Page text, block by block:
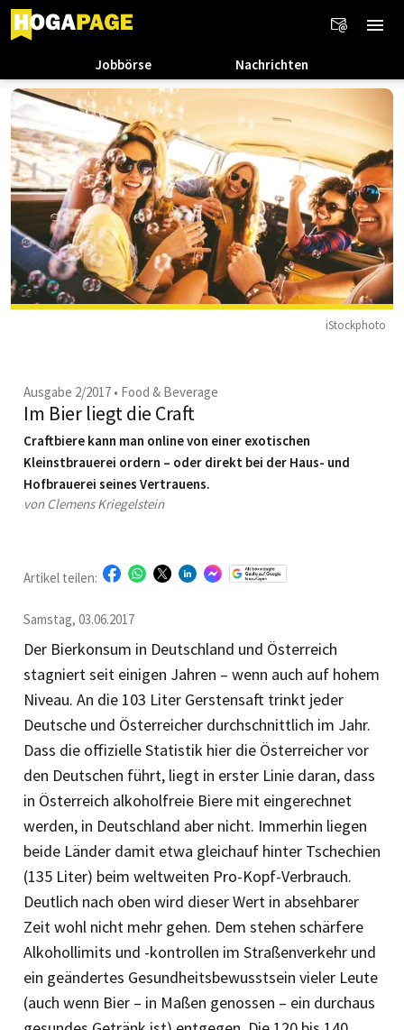
Jobbörse Nachrichten
iStockphoto
Ausgabe 2/2017 • Food & Beverage
Im Bier liegt die Craft
Craftbiere kann man online von einer exotischen
Kleinstbrauerei ordern – oder direkt bei der Haus- und
Hofbrauerei seines Vertrauens.
von Clemens Kriegelstein
Samstag, 03.06.2017
Artikel teilen:
Der Bierkonsum in Deutschland und Österreich
stagniert seit ­einigen Jahren – wenn auch auf hohem
Niveau. An die 103 Liter Gerstensaft trinkt jeder
Deutsche und Österreicher durchschnittlich im Jahr.
Dass die offizielle Statistik hier die Österreicher vor
den Deutschen führt, liegt in erster Linie daran, dass
in Österreich alkoholfreie Biere mit eingerechnet
werden, in Deutschland aber nicht. Immerhin liegen
beide Länder damit etwa gleichauf hinter Tschechien
(135 Liter) beim weltweiten Pro-Kopf-Verbrauch.
Deutlich nach oben wird dieser Wert in absehbarer
Zeit wohl nicht mehr gehen. Dem stehen schärfere
Alkohollimits und -kontrollen im Straßenverkehr und
ein geändertes Gesundheitsbewusstsein vieler Leute
(auch wenn Bier – in Maßen genossen – ein durchaus